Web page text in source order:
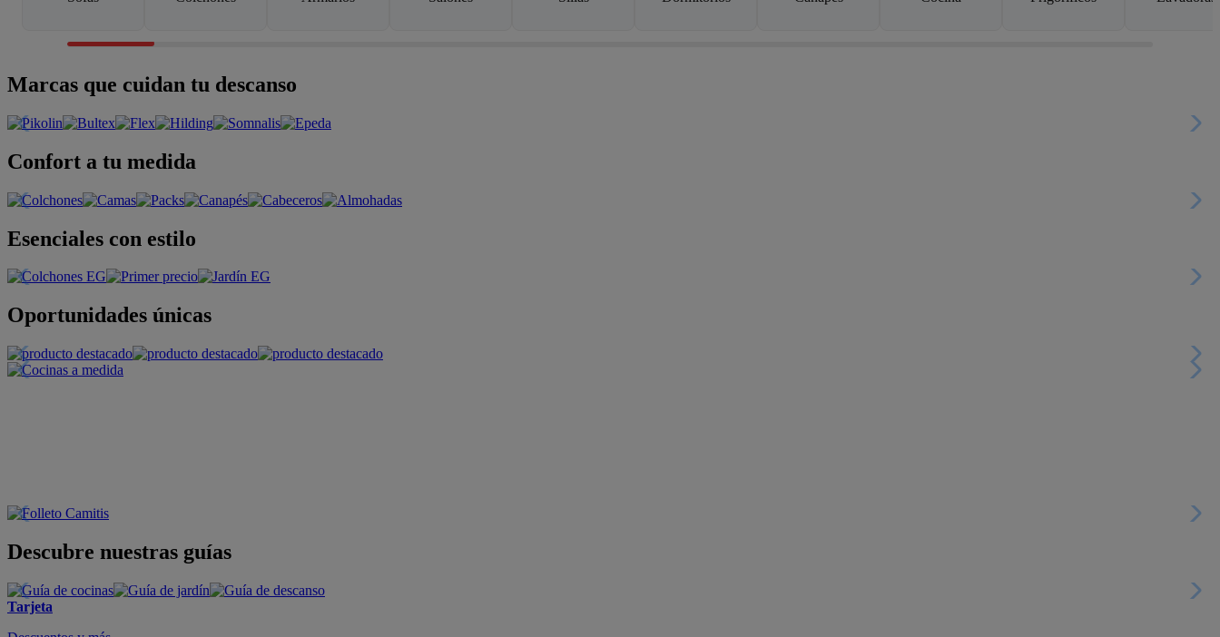
Marcas que cuidan tu descanso
Confort a tu medida
Esenciales con estilo
Oportunidades únicas
Descubre nuestras guías
Tarjeta